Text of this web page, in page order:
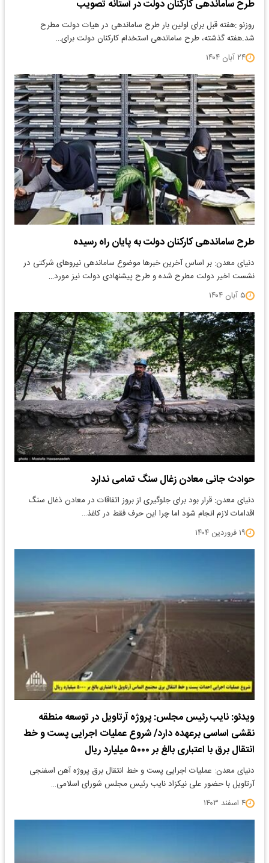
طرح ساماندهی کارکنان دولت در آستانه تصویب
روزنو :هفته قبل برای اولین بار طرح ساماندهی در هیات دولت مطرح
شد.هفته گذشته، طرح ساماندهی استخدام کارکنان دولت برای…
۲۴ آبان ۱۴۰۴
طرح ساماندهی کارکنان دولت به پایان راه رسیده
دنیای معدن: بر اساس آخرین خبرها موضوع ساماندهی نیروهای شرکتی در
نشست اخیر دولت مطرح شده و طرح پیشنهادی دولت نیز مورد…
۵ آبان ۱۴۰۴
حوادث جانی معادن زغال سنگ تمامی ندارد
دنیای معدن: قرار بود برای جلوگیری از بروز اتفاقات در معادن ذغال سنگ
اقدامات لازم انجام شود اما چرا این حرف فقط در کاغذ…
۱۹ فروردین ۱۴۰۴
ویدئو: نایب رئیس مجلس: پروژه آرتاویل در توسعه منطقه
نقشی اساسی برعهده دارد/ شروع عملیات اجرایی پست و خط
انتقال برق با اعتباری بالغ بر ۵۰۰۰ میلیارد ریال
دنیای معدن: عملیات اجرایی پست و خط انتقال برق پروژه آهن اسفنجی
آرتاویل با حضور علی نیکزاد نایب رئیس مجلس شورای اسلامی…
۴ اسفند ۱۴۰۳